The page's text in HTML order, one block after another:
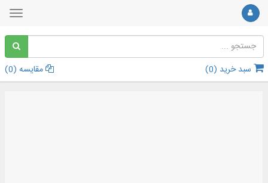
سبد خرید (0
) مقایسه (0
)